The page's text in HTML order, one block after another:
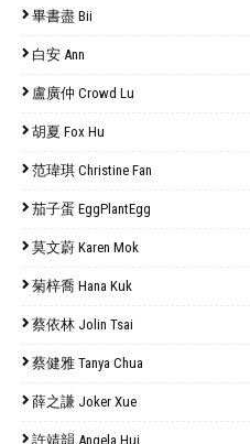
畢書盡 Bii
白安 Ann
盧廣仲 Crowd Lu
胡夏 Fox Hu
范瑋琪 Christine Fan
茄子蛋 EggPlantEgg
莫文蔚 Karen Mok
菊梓喬 Hana Kuk
蔡依林 Jolin Tsai
蔡健雅 Tanya Chua
薛之謙 Joker Xue
許靖韻 Angela Hui